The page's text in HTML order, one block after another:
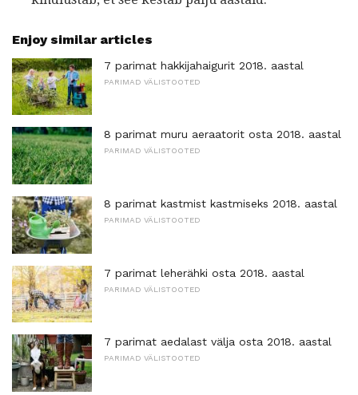
Enjoy similar articles
7 parimat hakkijahaigurit 2018. aastal
PARIMAD VÄLISTOOTED
8 parimat muru aeraatorit osta 2018. aastal
PARIMAD VÄLISTOOTED
8 parimat kastmist kastmiseks 2018. aastal
PARIMAD VÄLISTOOTED
7 parimat leherähki osta 2018. aastal
PARIMAD VÄLISTOOTED
7 parimat aedalast välja osta 2018. aastal
PARIMAD VÄLISTOOTED